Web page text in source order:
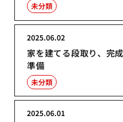
未分類
家を建てる段取り、完
準備
2025.06.02
未分類
2025.06.01